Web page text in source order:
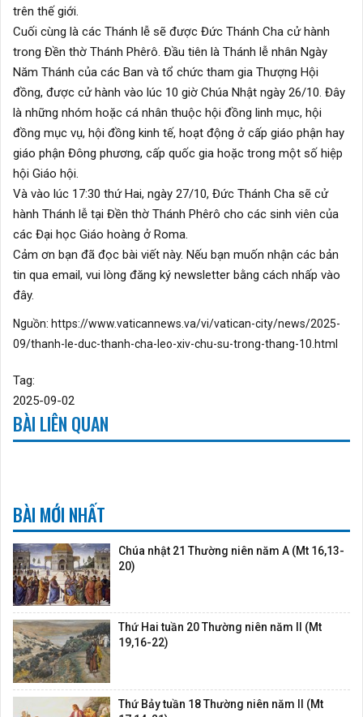
trên thế giới.
Cuối cùng là các Thánh lễ sẽ được Đức Thánh Cha cử hành
trong Đền thờ Thánh Phêrô. Đầu tiên là Thánh lễ nhân Ngày
Năm Thánh của các Ban và tổ chức tham gia Thượng Hội
đồng, được cử hành vào lúc 10 giờ Chúa Nhật ngày 26/10. Đây
là những nhóm hoặc cá nhân thuộc hội đồng linh mục, hội
đồng mục vụ, hội đồng kinh tế, hoạt động ở cấp giáo phận hay
giáo phận Đông phương, cấp quốc gia hoặc trong một số hiệp
hội Giáo hội.
Và vào lúc 17:30 thứ Hai, ngày 27/10, Đức Thánh Cha sẽ cử
hành Thánh lễ tại Đền thờ Thánh Phêrô cho các sinh viên của
các Đại học Giáo hoàng ở Roma.
Cảm ơn bạn đã đọc bài viết này. Nếu bạn muốn nhận các bản
tin qua email, vui lòng đăng ký newsletter bằng cách nhấp vào
đây.
Nguồn: https://www.vaticannews.va/vi/vatican-city/news/2025-
09/thanh-le-duc-thanh-cha-leo-xiv-chu-su-trong-thang-10.html
Tag:
2025-09-02
BÀI LIÊN QUAN
BÀI MỚI NHẤT
Chúa nhật 21 Thường niên năm A (Mt 16,13-
20)
Thứ Hai tuần 20 Thường niên năm II (Mt
19,16-22)
Thứ Bảy tuần 18 Thường niên năm II (Mt